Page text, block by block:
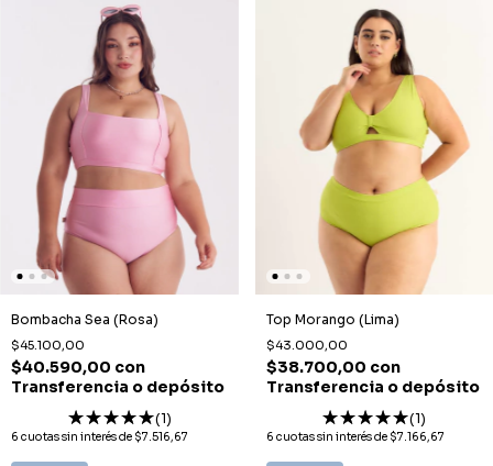
Bombacha Sea (Rosa)
$45.100,00
$40.590,00 con
Transferencia o depósito
(1)
6 cuotas sin interés de $7.516,67
Top Morango (Lima)
$43.000,00
$38.700,00 con
Transferencia o depósito
(1)
6 cuotas sin interés de $7.166,67